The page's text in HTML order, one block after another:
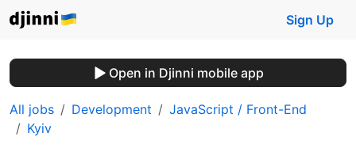
Sign Up
Open in Djinni mobile app
All jobs Development
JavaScript / Front-End
Kyiv